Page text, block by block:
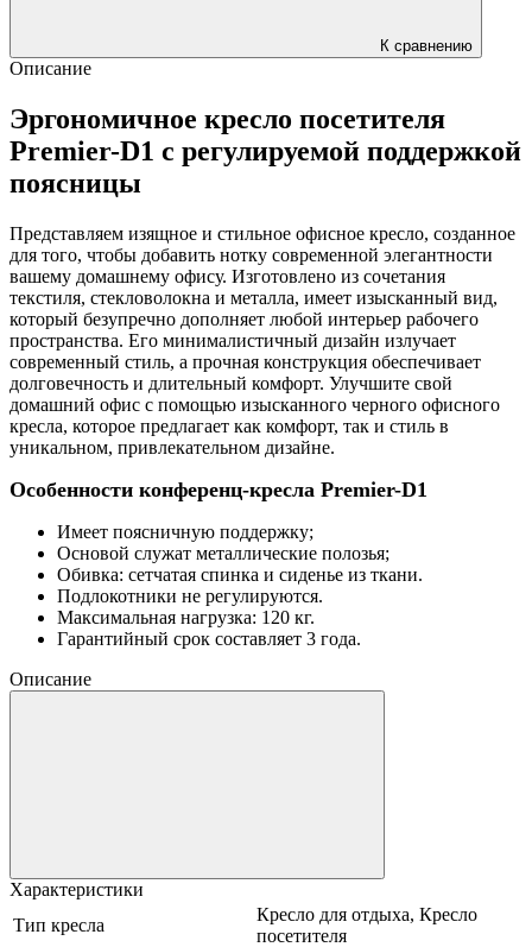
К сравнению
Описание
Эргономичное кресло посетителя
Premier-D1 с регулируемой поддержкой
поясницы
Представляем изящное и стильное офисное кресло, созданное
для того, чтобы добавить нотку современной элегантности
вашему домашнему офису. Изготовлено из сочетания
текстиля, стекловолокна и металла, имеет изысканный вид,
который безупречно дополняет любой интерьер рабочего
пространства. Его минималистичный дизайн излучает
современный стиль, а прочная конструкция обеспечивает
долговечность и длительный комфорт. Улучшите свой
домашний офис с помощью изысканного черного офисного
кресла, которое предлагает как комфорт, так и стиль в
уникальном, привлекательном дизайне.
Особенности конференц-кресла Premier-D1
Имеет поясничную поддержку;
Основой служат металлические полозья;
Обивка: сетчатая спинка и сиденье из ткани.
Подлокотники не регулируются.
Максимальная нагрузка: 120 кг.
Гарантийный срок составляет 3 года.
Описание
Характеристики
Тип кресла
Кресло для отдыха, Кресло
посетителя